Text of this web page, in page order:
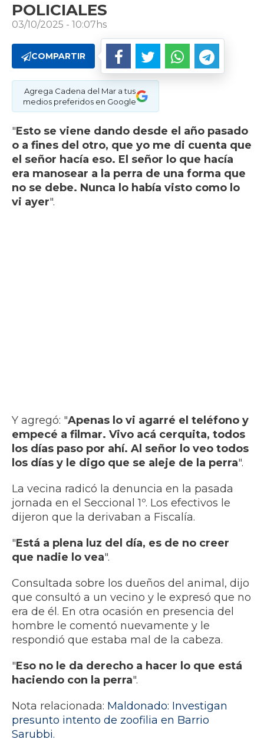
POLICIALES
03/10/2025 - 10:07hs
COMPARTIR
Agrega Cadena del Mar a tus
medios preferidos en Google
"Esto se viene dando desde el año pasado
o a fines del otro, que yo me di cuenta que
el señor hacía eso. El señor lo que hacía
era manosear a la perra de una forma que
no se debe. Nunca lo había visto como lo
vi ayer".
Y agregó: "Apenas lo vi agarré el teléfono y
empecé a filmar. Vivo acá cerquita, todos
los días paso por ahí. Al señor lo veo todos
los días y le digo que se aleje de la perra".
La vecina radicó la denuncia en la pasada
jornada en el Seccional 1º. Los efectivos le
dijeron que la derivaban a Fiscalía.
"Está a plena luz del día, es de no creer
que nadie lo vea".
Consultada sobre los dueños del animal, dijo
que consultó a un vecino y le expresó que no
era de él. En otra ocasión en presencia del
hombre le comentó nuevamente y le
respondió que estaba mal de la cabeza.
"Eso no le da derecho a hacer lo que está
haciendo con la perra".
Nota relacionada: Maldonado: Investigan
presunto intento de zoofilia en Barrio
Sarubbi.